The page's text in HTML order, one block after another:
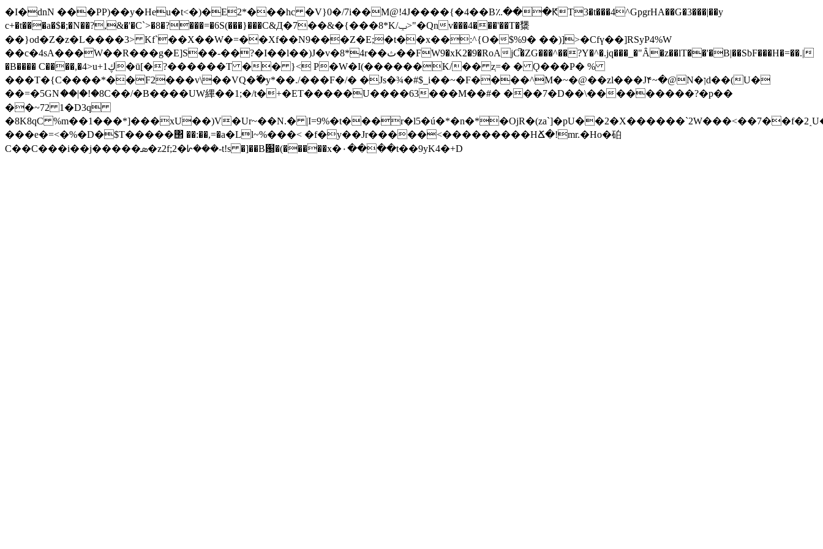
�I�dnN ���PP)��y�Heu�t<�)�E2*���hc �V}0�/7i��M@!4J����{�4��B؉���ԞT3�t���4^GpgrHA��G�3���|��y
c+�t���a�$�;�N��?,&�'�C`>�8�?���=�6S(���}���C&Д�7��&�{���8*K/ݕ>"�Qnv���4���'��T�䊬
��}od�Z�z�L����3> Kf`��X��W�=��Xf��N9���Z�E;�t��x��:^{O�$%9� ��)]>�Cfү��]RSyP4%W
��c�4sA���W��R���g�E]S��-��?�I��l��)J�v�8*4r��ث��FW9�xK2�9�RoAjC̚�ZG���^��?Y�^�.jq���_�"Ȃ�z��lT��'�B|��SbF���H�=��.|
�B���� C����,�4>u+1ڮ�ū[�?������T �� }< P�W�I(������K/�� z̜=� � Ǫ���P� %
���T�{C����*��F2���v\��VQ�߬�y*��./���F�/� �Js�¾�#$_i��~�F����^M�~�@��zl���J۴~�@N�ןd��(U�
��=�5GNަ��|�!�8C��/�B����UW縪��1;�/t�+�ET�����U����63���M��#� ���7�D��\���������?�p��
��~72 1�D3q
�8K8qC %m��1���*]���xU��)V�Ur~��N.�
���e�=<�%�D�$T�����΢ ��:��,=�a�Ll~%���< �f�y��Jr�����<���������HՃ�!mr.�Ho�砶
C��C���i��j�����ܣ�z2f;2�ᗁ���-t!s �]��B԰�(�����x�۰����t��9yK4�+D